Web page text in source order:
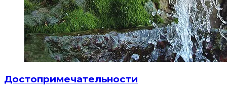
Достопримечательности